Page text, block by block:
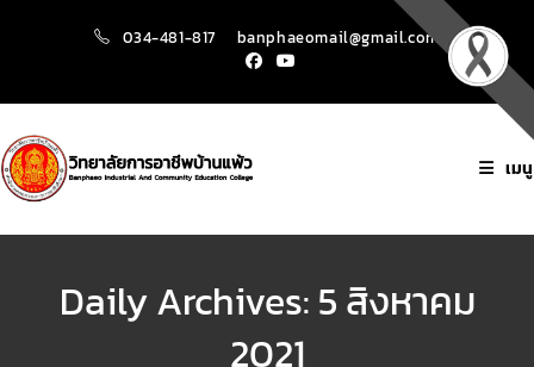
034-481-817 banphaeomail@gmail.com
เมนู
Daily Archives: 5 สิงหาคม
2021